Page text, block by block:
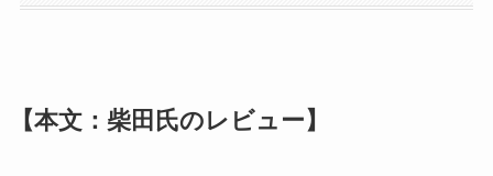
【本文：柴田氏のレビュー】